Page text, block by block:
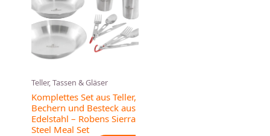
Teller, Tassen & Gläser
Komplettes Set aus Teller,
Bechern und Besteck aus
Edelstahl – Robens Sierra
Steel Meal Set
52,95 €
44,95 €.